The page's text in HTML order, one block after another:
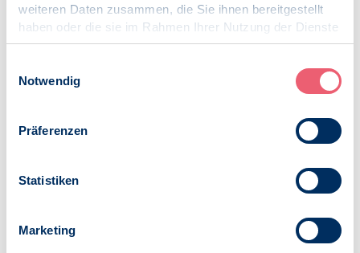
weiteren Daten zusammen, die Sie ihnen bereitgestellt
haben oder die sie im Rahmen Ihrer Nutzung der Dienste
gesammelt haben.
Notwendig
Präferenzen
Statistiken
Marketing
ist nicht bekannt, ob vor dem Jahresende die
einrichtungsbezogene Impfpflicht entfallen könnte.
COVID-19
Zur Übersicht